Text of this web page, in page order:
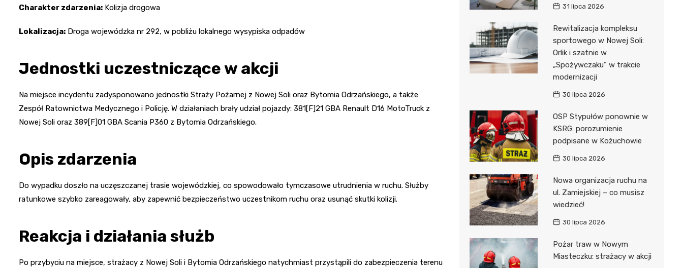
Charakter zdarzenia: Kolizja drogowa
Lokalizacja: Droga wojewódzka nr 292, w pobliżu lokalnego wysypiska odpadów
Jednostki uczestniczące w akcji
Na miejsce incydentu zadysponowano jednostki Straży Pożarnej z Nowej Soli oraz Bytomia Odrzańskiego, a także
Zespół Ratownictwa Medycznego i Policję. W działaniach brały udział pojazdy: 381[F]21 GBA Renault D16 MotoTruck z
Nowej Soli oraz 389[F]01 GBA Scania P360 z Bytomia Odrzańskiego.
Opis zdarzenia
Do wypadku doszło na uczęszczanej trasie wojewódzkiej, co spowodowało tymczasowe utrudnienia w ruchu. Służby
ratunkowe szybko zareagowały, aby zapewnić bezpieczeństwo uczestnikom ruchu oraz usunąć skutki kolizji.
Reakcja i działania służb
Po przybyciu na miejsce, strażacy z Nowej Soli i Bytomia Odrzańskiego natychmiast przystąpili do zabezpieczenia terenu
31 lipca 2026
Rewitalizacja kompleksu
sportowego w Nowej Soli:
Orlik i szatnie w
„Spożywczaku” w trakcie
modernizacji
30 lipca 2026
OSP Stypułów ponownie w
KSRG: porozumienie
podpisane w Kożuchowie
30 lipca 2026
Nowa organizacja ruchu na
ul. Zamiejskiej – co musisz
wiedzieć!
30 lipca 2026
Pożar traw w Nowym
Miasteczku: strażacy w akcji